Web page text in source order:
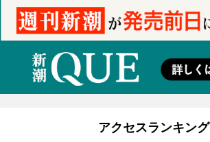
アクセスランキング